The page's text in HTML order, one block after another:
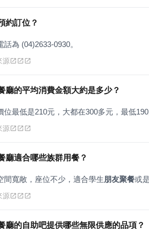
約訂位？
話為 (04)2633-0930。
源
廳的平均消費金額大約是多少？
位最低是210元，大都在300多元，最低190
源
廳適合哪些族群用餐？
間寬敞，座位不少，適合學生朋友聚餐或
源
廳的自助吧提供哪些無限供應的品項？